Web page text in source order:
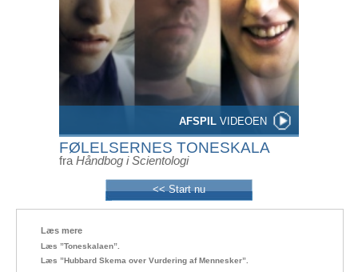
AFSPIL VIDEOEN
FØLELSERNES TONESKALA
fra Håndbog i Scientologi
<< Start nu
Læs mere
Læs ”Toneskalaen”.
Læs ”Hubbard Skema over Vurdering af Mennesker”.